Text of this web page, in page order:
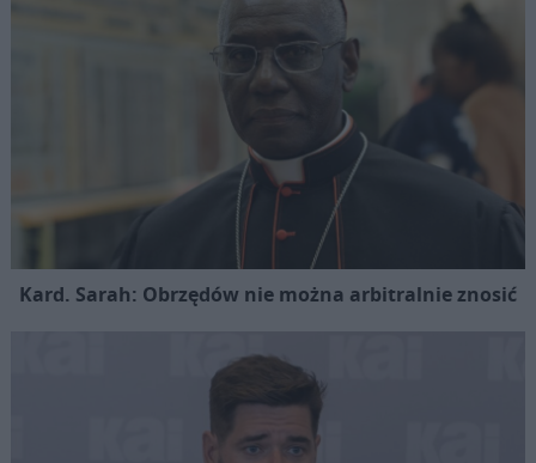
Kard. Sarah: Obrzędów nie można arbitralnie znosić